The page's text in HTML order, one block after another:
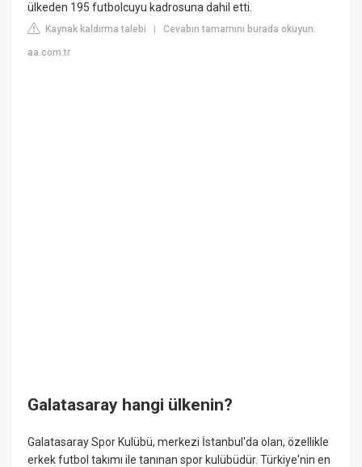
ülkeden 195 futbolcuyu kadrosuna dahil etti.
Kaynak kaldırma talebi |Cevabın tamamını burada okuyun:
aa.com.tr
Galatasaray hangi ülkenin?
Galatasaray Spor Kulübü, merkezi İstanbul'da olan, özellikle
erkek futbol takımı ile tanınan spor kulübüdür. Türkiye'nin en